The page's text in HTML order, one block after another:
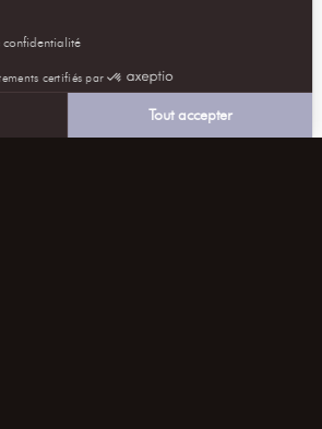
confidentialité
certifiés par
Tout accepter